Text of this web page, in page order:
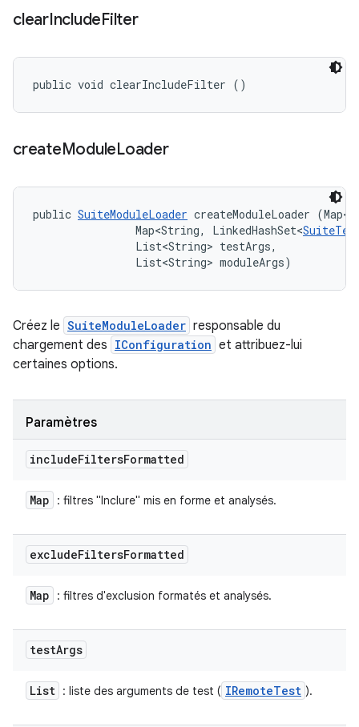
clearIncludeFilter
public void clearIncludeFilter ()
createModuleLoader
public SuiteModuleLoader createModuleLoader
                Map<String, LinkedHashSet<
                List<String> testArgs,
                List<String> moduleArgs)
Créez le SuiteModuleLoader responsable du
chargement des IConfiguration et attribuez-lui
certaines options.
Paramètres
includeFiltersFormatted
Map : filtres "Inclure" mis en forme et analysés.
excludeFiltersFormatted
Map : filtres d'exclusion formatés et analysés.
testArgs
List : liste des arguments de test ( IRemoteTest ).